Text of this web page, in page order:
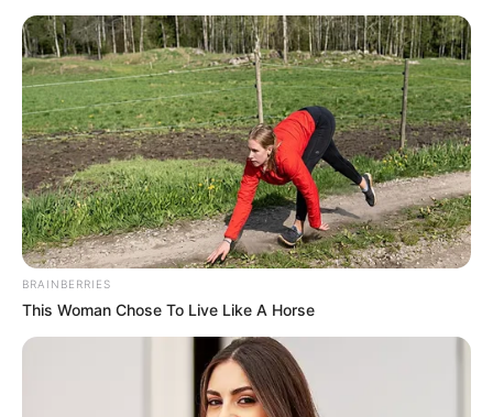
PRIX ARIEL notre regret dans ce Quinté
BRAINBERRIES
This Woman Chose To Live Like A Horse